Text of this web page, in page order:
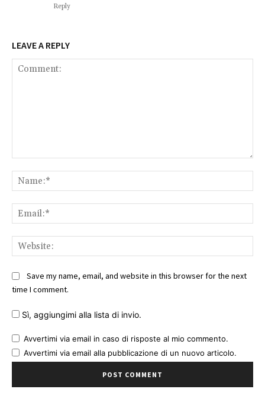
Reply
LEAVE A REPLY
Save my name, email, and website in this browser for the next
time I comment.
Sì, aggiungimi alla lista di invio.
Avvertimi via email in caso di risposte al mio commento.
Avvertimi via email alla pubblicazione di un nuovo articolo.